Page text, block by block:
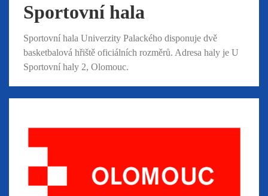
Sportovní hala
Sportovní hala Univerzity Palackého disponuje dvě
basketbalová hřiště oficiálních rozměrů. Adresa haly je U
Sportovní haly 2, Olomouc.